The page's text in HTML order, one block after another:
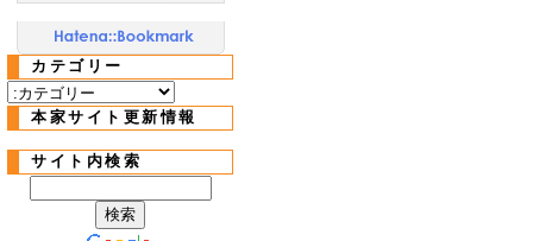
カテゴリー
本家サイト更新情報
サイト内検索